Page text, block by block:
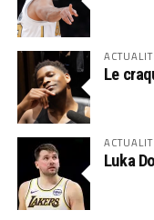
Le
Luka